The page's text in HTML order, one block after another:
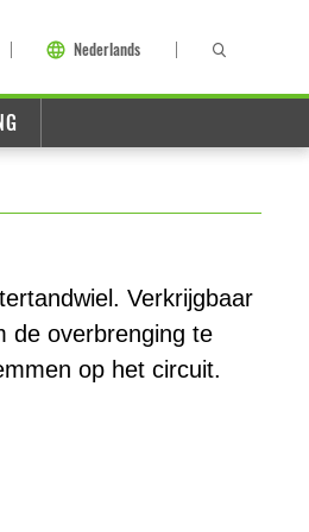
Nederlands
Verkrijgbaar
de overbrenging te
op het circuit.